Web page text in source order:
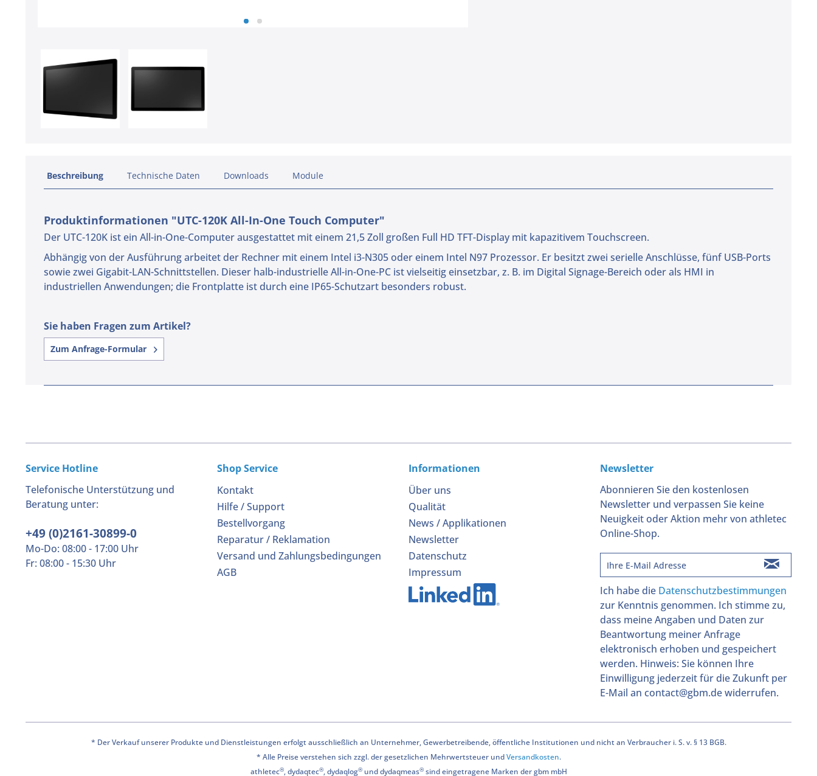
Beschreibung Technische Daten Downloads Module
Produktinformationen "UTC-120K All-In-One Touch Computer"
Der UTC-120K ist ein All-in-One-Computer ausgestattet mit einem 21,5 Zoll großen Full HD TFT-Display mit kapazitivem Touchscreen.
Abhängig von der Ausführung arbeitet der Rechner mit einem Intel i3-N305 oder einem Intel N97 Prozessor. Er besitzt zwei serielle Anschlüsse, fünf USB-Ports
sowie zwei Gigabit-LAN-Schnittstellen. Dieser halb-industrielle All-in-One-PC ist vielseitig einsetzbar, z. B. im Digital Signage-Bereich oder als HMI in
industriellen Anwendungen; die Frontplatte ist durch eine IP65-Schutzart besonders robust.
Sie haben Fragen zum Artikel?
Zum Anfrage-Formular
Service Hotline
Telefonische Unterstützung und
Beratung unter:
+49 (0)2161-30899-0
Mo-Do: 08:00 - 17:00 Uhr
Fr: 08:00 - 15:30 Uhr
Shop Service
Kontakt
Hilfe / Support
Bestellvorgang
Reparatur / Reklamation
Versand und Zahlungsbedingungen
AGB
Informationen
Über uns
Qualität
News / Applikationen
Newsletter
Datenschutz
Impressum
Newsletter
Abonnieren Sie den kostenlosen
Newsletter und verpassen Sie keine
Neuigkeit oder Aktion mehr von athletec
Online-Shop.
Ich habe die Datenschutzbestimmungen
zur Kenntnis genommen. Ich stimme zu,
dass meine Angaben und Daten zur
Beantwortung meiner Anfrage
elektronisch erhoben und gespeichert
werden. Hinweis: Sie können Ihre
Einwilligung jederzeit für die Zukunft per
E-Mail an contact@gbm.de widerrufen.
* Der Verkauf unserer Produkte und Dienstleistungen erfolgt ausschließlich an Unternehmer, Gewerbetreibende, öffentliche Institutionen und nicht an Verbraucher i. S. v. § 13 BGB.
* Alle Preise verstehen sich zzgl. der gesetzlichen Mehrwertsteuer undVersandkosten.
athletec®, dydaqtec®, dydaqlog®und dydaqmeas®sind eingetragene Marken der gbm mbH